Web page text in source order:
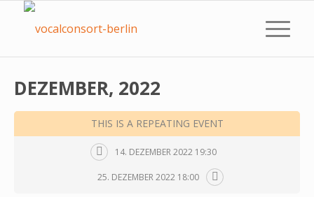
DEZEMBER, 2022
THIS IS A REPEATING EVENT
14. DEZEMBER 2022 19:30
25. DEZEMBER 2022 18:00